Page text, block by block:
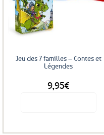
Ajouter
Jeu des 7 familles – Contes et
Légendes
9,95€